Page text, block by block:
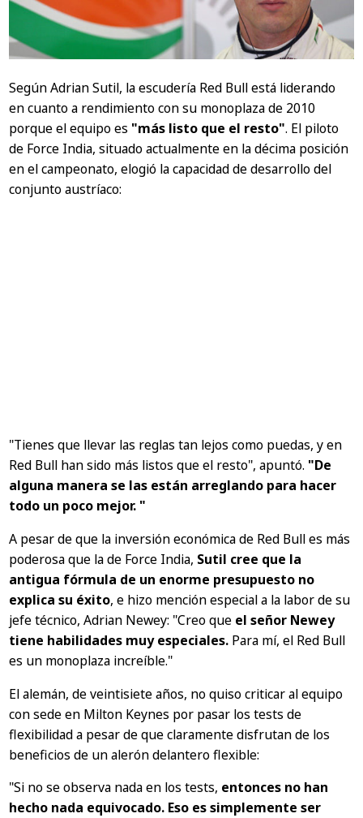
Según Adrian Sutil, la escudería Red Bull está liderando
en cuanto a rendimiento con su monoplaza de 2010
porque el equipo es "más listo que el resto". El piloto
de Force India, situado actualmente en la décima posición
en el campeonato, elogió la capacidad de desarrollo del
conjunto austríaco:
"Tienes que llevar las reglas tan lejos como puedas, y en
Red Bull han sido más listos que el resto", apuntó. "De
alguna manera se las están arreglando para hacer
todo un poco mejor. "
A pesar de que la inversión económica de Red Bull es más
poderosa que la de Force India, Sutil cree que la
antigua fórmula de un enorme presupuesto no
explica su éxito, e hizo mención especial a la labor de su
jefe técnico, Adrian Newey: "Creo que el señor Newey
tiene habilidades muy especiales. Para mí, el Red Bull
es un monoplaza increíble."
El alemán, de veintisiete años, no quiso criticar al equipo
con sede en Milton Keynes por pasar los tests de
flexibilidad a pesar de que claramente disfrutan de los
beneficios de un alerón delantero flexible:
"Si no se observa nada en los tests, entonces no han
hecho nada equivocado. Eso es simplemente ser